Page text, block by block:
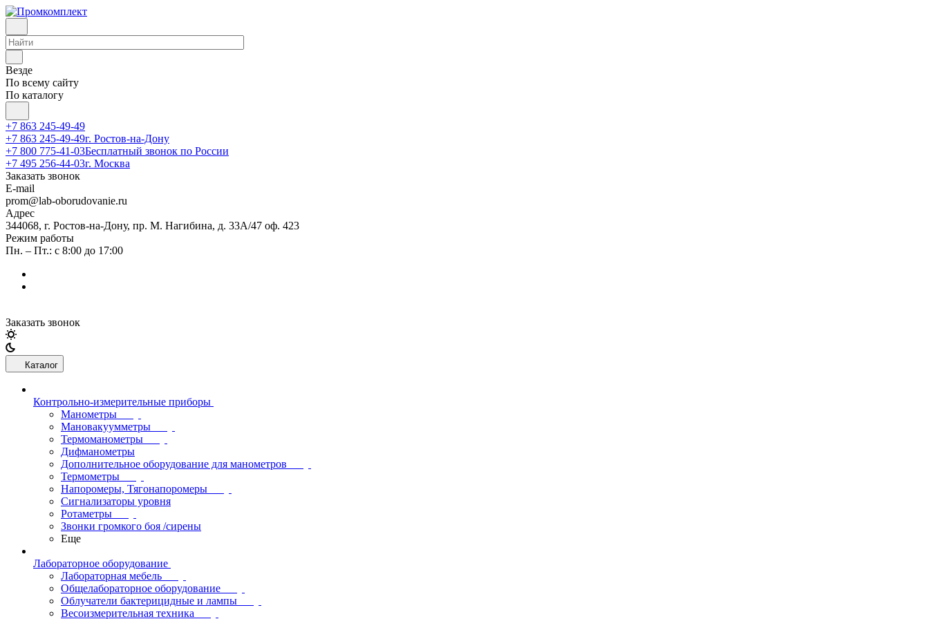
Везде
По всему сайту
По каталогу
+7 863 245-49-49
+7 863 245-49-49г. Ростов-на-Дону
+7 800 775-41-03Бесплатный звонок по России
+7 495 256-44-03г. Москва
Заказать звонок
E-mail
prom@lab-oborudovanie.ru
Адрес
344068, г. Ростов-на-Дону, пр. М. Нагибина, д. 33А/47 оф. 423
Режим работы
Пн. – Пт.: с 8:00 до 17:00
Заказать звонок
Каталог
Контрольно-измерительные приборы
Манометры
Мановакуумметры
Термоманометры
Дифманометры
Дополнительное оборудование для манометров
Термометры
Напоромеры, Тягонапоромеры
Сигнализаторы уровня
Ротаметры
Звонки громкого боя /сирены
Еще
Лабораторное оборудование
Лабораторная мебель
Общелабораторное оборудование
Облучатели бактерицидные и лампы
Весоизмерительная техника